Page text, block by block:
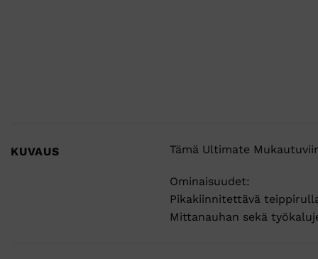
KUVAUS Tämä Ultimate
Ominaisuudet:
Pikakiinnitettävä
Mittanauhan sekä